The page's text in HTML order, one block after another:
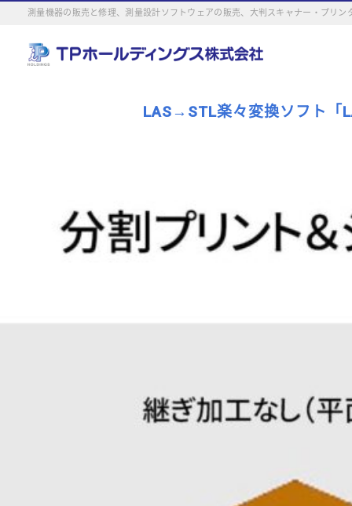
測量機器の販売と修理、測量設計ソフトウェアの販売、大判スキャナー・プリ
LAS→STL楽々変換ソフト「